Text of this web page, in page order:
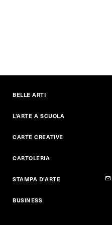
BELLE ARTI
L'ARTE A SCUOLA
CARTE CREATIVE
CARTOLERIA
STAMPA D'ARTE
BUSINESS